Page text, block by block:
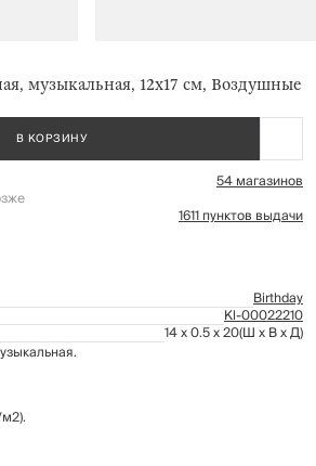
музыкальная, 12х17 см, Воздушные
В КОРЗИНУ
54 магазинов
1611 пунктов выдачи
Birthday
Kl-00022210
14 x 0.5 x 20(Ш x В x Д)
типа AG3 (входят в комплект).